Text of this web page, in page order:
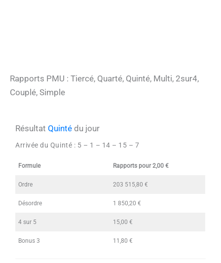
Rapports PMU : Tiercé, Quarté, Quinté, Multi, 2sur4,
Couplé, Simple
Résultat Quinté du jour
Arrivée du Quinté : 5 – 1 – 14 – 15 – 7
Formule Rapports pour 2,00 €
Ordre 203 515,80 €
Désordre 1 850,20 €
4 sur 5 15,00 €
Bonus 3 11,80 €